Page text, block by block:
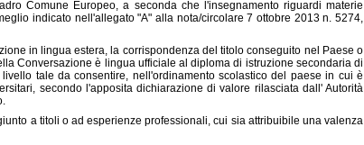
Comune Europeo, a seconda che l'insegnamento riguardi materie
indicato nell'allegato "A" alla nota/circolare 7 ottobre 2013 n. 5274,
in lingua estera, la corrispondenza del titolo conseguito nel Paese o
Conversazione è lingua ufficiale al diploma di istruzione secondaria di
tale da consentire, nell'ordinamento scolastico del paese in cui è
secondo l'apposita dichiarazione di valore rilasciata dall' Autorità
a titoli o ad esperienze professionali, cui sia attribuibile una valenza